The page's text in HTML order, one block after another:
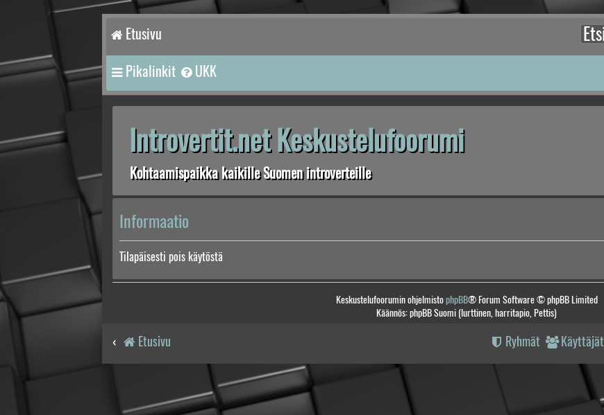
Etusivu
Pikalinkit UKK
Introvertit.net Keskustelufoorumi
Kohtaamispaikka kaikille Suomen introverteille
Informaatio
Tilapäisesti pois käytöstä
Keskustelufoorumin ohjelmistophpBB® Forum Software © phpBB Limited
Käännös: phpBB Suomi (lurttinen, harritapio, Pettis)
Etusivu Käyttäjät
Ryhmät